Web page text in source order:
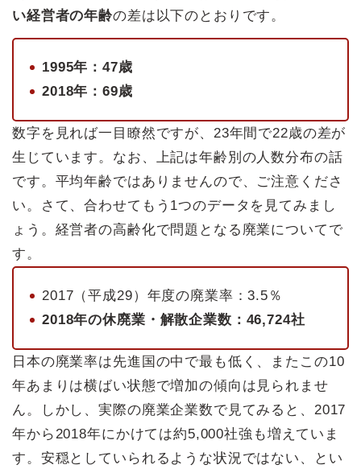
い経営者の年齢の差は以下のとおりです。
1995年：47歳
2018年：69歳
数字を見れば一目瞭然ですが、23年間で22歳の差が
生じています。なお、上記は年齢別の人数分布の話
です。平均年齢ではありませんので、ご注意くださ
い。さて、合わせてもう1つのデータを見てみまし
ょう。経営者の高齢化で問題となる廃業についてで
す。
2017（平成29）年度の廃業率：3.5％
2018年の休廃業・解散企業数：46,724社
日本の廃業率は先進国の中で最も低く、またこの10
年あまりは横ばい状態で増加の傾向は見られませ
ん。しかし、実際の廃業企業数で見てみると、2017
年から2018年にかけては約5,000社強も増えていま
す。安穏としていられるような状況ではない、とい